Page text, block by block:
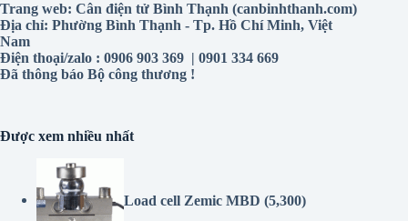
Nam
Điện thoại/zalo : 0906 903 369 | 0901 334 669
Đã thông báo Bộ công thương !